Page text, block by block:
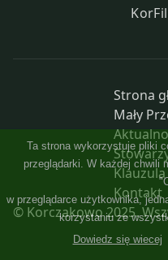
Strona
Mały
Kontakt
© Korczakowo 2025.